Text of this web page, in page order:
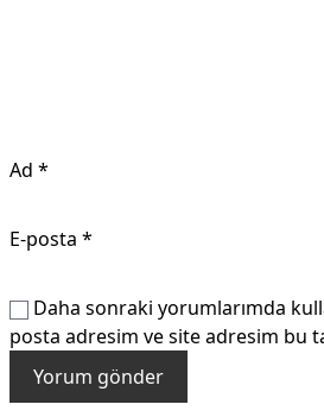
Ad *
E-posta *
Daha sonraki yorumlarımda
posta adresim ve site adresim bu